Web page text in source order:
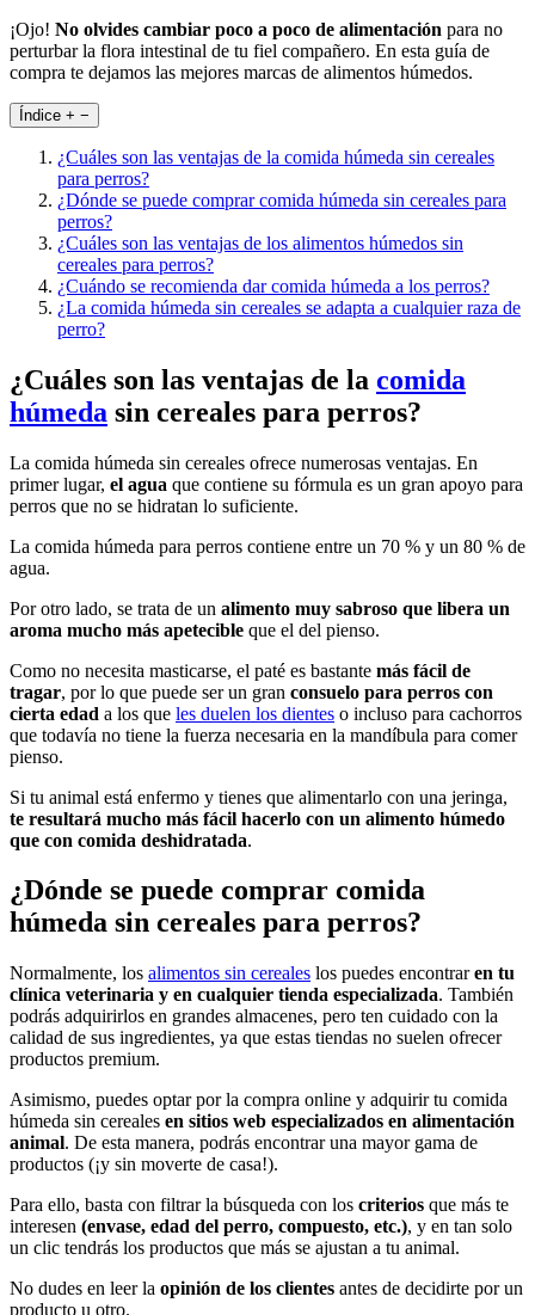
¡Ojo! No olvides cambiar poco a poco de alimentación para no
perturbar la flora intestinal de tu fiel compañero. En esta guía de
compra te dejamos las mejores marcas de alimentos húmedos.
Índice + −
¿Cuáles son las ventajas de la comida húmeda sin cereales
para perros?
¿Dónde se puede comprar comida húmeda sin cereales para
perros?
¿Cuáles son las ventajas de los alimentos húmedos sin
cereales para perros?
¿Cuándo se recomienda dar comida húmeda a los perros?
¿La comida húmeda sin cereales se adapta a cualquier raza de
perro?
¿Cuáles son las ventajas de la comida
húmeda sin cereales para perros?
La comida húmeda sin cereales ofrece numerosas ventajas. En
primer lugar, el agua que contiene su fórmula es un gran apoyo para
perros que no se hidratan lo suficiente.
La comida húmeda para perros contiene entre un 70 % y un 80 % de
agua.
Por otro lado, se trata de un alimento muy sabroso que libera un
aroma mucho más apetecible que el del pienso.
Como no necesita masticarse, el paté es bastante más fácil de
tragar, por lo que puede ser un gran consuelo para perros con
cierta edad a los que les duelen los dientes o incluso para cachorros
que todavía no tiene la fuerza necesaria en la mandíbula para comer
pienso.
Si tu animal está enfermo y tienes que alimentarlo con una jeringa,
te resultará mucho más fácil hacerlo con un alimento húmedo
que con comida deshidratada.
¿Dónde se puede comprar comida
húmeda sin cereales para perros?
Normalmente, los alimentos sin cereales los puedes encontraren tu
clínica veterinaria y en cualquier tienda especializada. También
podrás adquirirlos en grandes almacenes, pero ten cuidado con la
calidad de sus ingredientes, ya que estas tiendas no suelen ofrecer
productos premium.
Asimismo, puedes optar por la compra online y adquirir tu comida
húmeda sin cereales en sitios web especializados en alimentación
animal. De esta manera, podrás encontrar una mayor gama de
productos (¡y sin moverte de casa!).
Para ello, basta con filtrar la búsqueda con los criterios que más te
interesen (envase, edad del perro, compuesto, etc.), y en tan solo
un clic tendrás los productos que más se ajustan a tu animal.
No dudes en leer la opinión de los clientes antes de decidirte por un
producto u otro.